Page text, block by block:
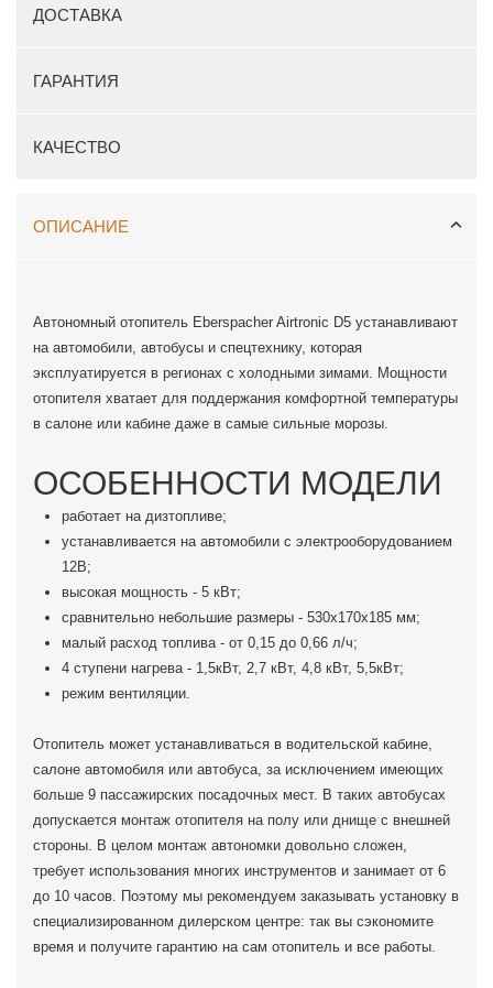
ДОСТАВКА
ГАРАНТИЯ
КАЧЕСТВО
ОПИСАНИЕ
Автономный отопитель Eberspacher Airtronic D5 устанавливают
на автомобили, автобусы и спецтехнику, которая
эксплуатируется в регионах с холодными зимами. Мощности
отопителя хватает для поддержания комфортной температуры
в салоне или кабине даже в самые сильные морозы.
ОСОБЕННОСТИ МОДЕЛИ
работает на дизтопливе;
устанавливается на автомобили с электрооборудованием
12В;
высокая мощность - 5 кВт;
сравнительно небольшие размеры - 530х170х185 мм;
малый расход топлива - от 0,15 до 0,66 л/ч;
4 ступени нагрева - 1,5кВт, 2,7 кВт, 4,8 кВт, 5,5кВт;
режим вентиляции.
Отопитель может устанавливаться в водительской кабине,
салоне автомобиля или автобуса, за исключением имеющих
больше 9 пассажирских посадочных мест. В таких автобусах
допускается монтаж отопителя на полу или днище с внешней
стороны. В целом монтаж автономки довольно сложен,
требует использования многих инструментов и занимает от 6
до 10 часов. Поэтому мы рекомендуем заказывать установку в
специализированном дилерском центре: так вы сэкономите
время и получите гарантию на сам отопитель и все работы.